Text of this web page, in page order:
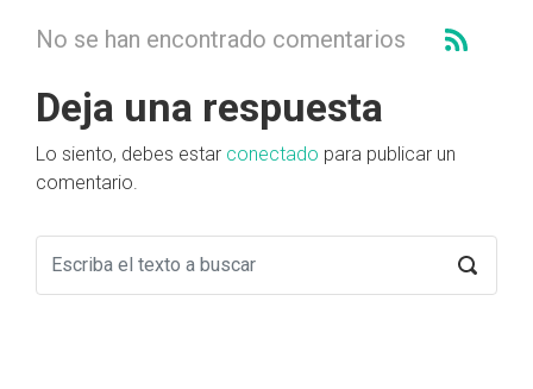
No se han encontrado comentarios
Deja una respuesta
Lo siento, debes estar conectado para publicar un
comentario.